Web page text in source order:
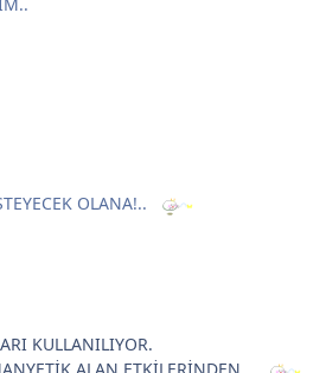
OLANA!..
KULLANILIYOR.